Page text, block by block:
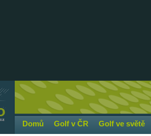
Domů Golf v ČR Golf ve světě